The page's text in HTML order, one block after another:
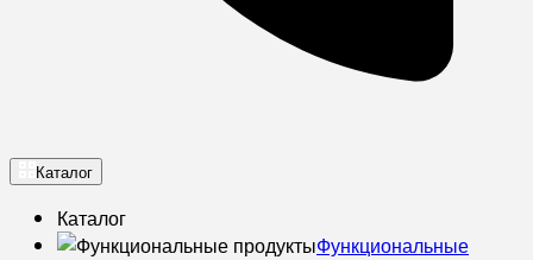
Каталог
Каталог
Функциональные